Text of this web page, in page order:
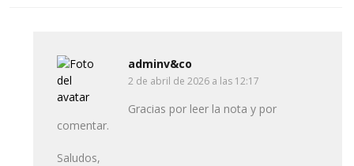
adminv&co
2 de abril de 2026 a las 12:17
Gracias por leer la nota y por
comentar.
Saludos,